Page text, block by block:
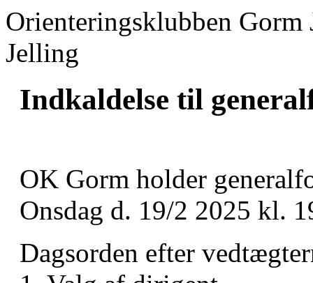
Orienteringsklubben
Jelling
Indkaldelse til
OK Gorm holder
Onsdag d. 19/2 2025 kl.
Dagsorden efter